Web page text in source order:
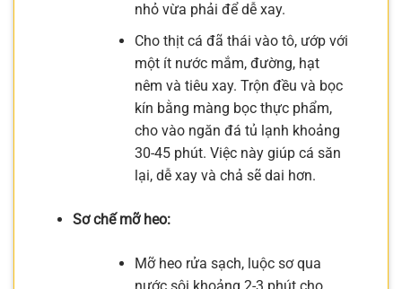
nhỏ vừa phải để dễ xay.
Cho thịt cá đã thái vào tô, ướp với
một ít nước mắm, đường, hạt
nêm và tiêu xay. Trộn đều và bọc
kín bằng màng bọc thực phẩm,
cho vào ngăn đá tủ lạnh khoảng
30-45 phút. Việc này giúp cá săn
lại, dễ xay và chả sẽ dai hơn.
Sơ chế mỡ heo:
Mỡ heo rửa sạch, luộc sơ qua
nước sôi khoảng 2-3 phút cho